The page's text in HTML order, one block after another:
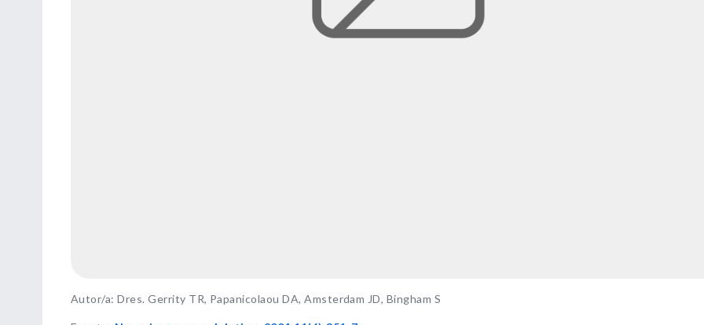
Autor/a: Dres. Gerrity TR, Papanicolaou DA, Amsterdam JD, Bingham S